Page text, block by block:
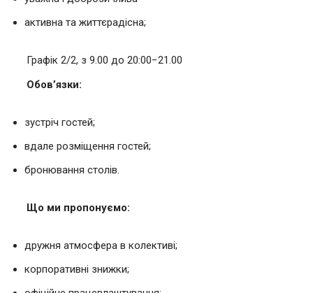
активна та життєрадісна;
Графік 2/2, з 9.00 до 20:00−21.00
Обов’язки:
зустріч гостей;
вдале розміщення гостей;
бронювання столів.
Що ми пропонуємо:
дружня атмосфера в колективі;
корпоративні знижки;